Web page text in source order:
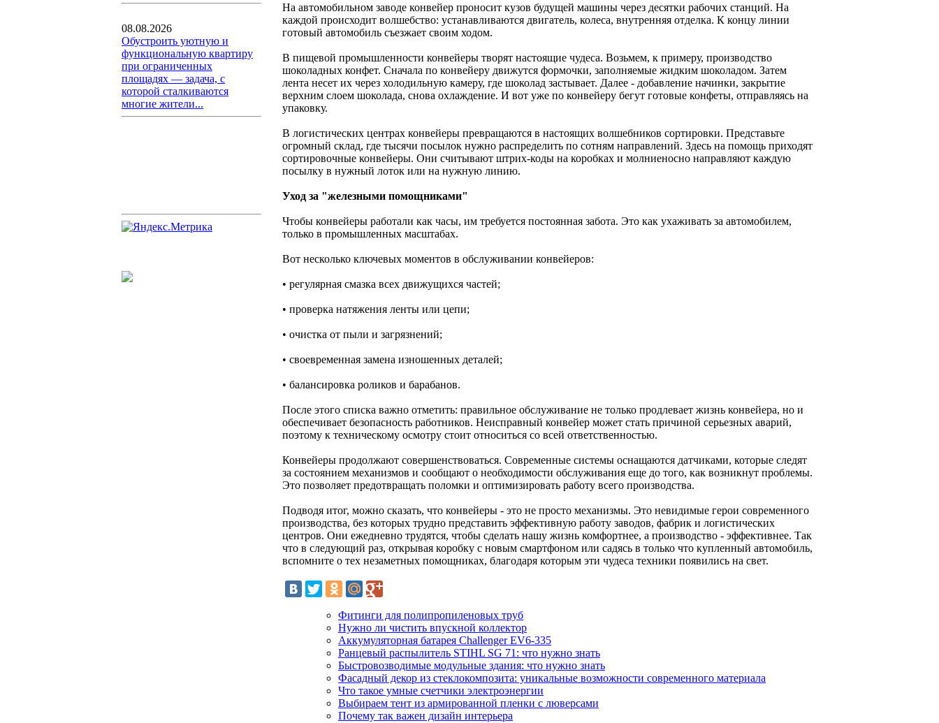
08.08.2026
Обустроить уютную и
функциональную квартиру
при ограниченных
площадях — задача, с
которой сталкиваются
многие жители...
На автомобильном заводе конвейер проносит кузов будущей машины через десятки рабочих станций. На
каждой происходит волшебство: устанавливаются двигатель, колеса, внутренняя отделка. К концу линии
готовый автомобиль съезжает своим ходом.
В пищевой промышленности конвейеры творят настоящие чудеса. Возьмем, к примеру, производство
шоколадных конфет. Сначала по конвейеру движутся формочки, заполняемые жидким шоколадом. Затем
лента несет их через холодильную камеру, где шоколад застывает. Далее - добавление начинки, закрытие
верхним слоем шоколада, снова охлаждение. И вот уже по конвейеру бегут готовые конфеты, отправляясь на
упаковку.
В логистических центрах конвейеры превращаются в настоящих волшебников сортировки. Представьте
огромный склад, где тысячи посылок нужно распределить по сотням направлений. Здесь на помощь приходят
сортировочные конвейеры. Они считывают штрих-коды на коробках и молниеносно направляют каждую
посылку в нужный лоток или на нужную линию.
Уход за "железными помощниками"
Чтобы конвейеры работали как часы, им требуется постоянная забота. Это как ухаживать за автомобилем,
только в промышленных масштабах.
Вот несколько ключевых моментов в обслуживании конвейеров:
• регулярная смазка всех движущихся частей;
• проверка натяжения ленты или цепи;
• очистка от пыли и загрязнений;
• своевременная замена изношенных деталей;
• балансировка роликов и барабанов.
После этого списка важно отметить: правильное обслуживание не только продлевает жизнь конвейера, но и
обеспечивает безопасность работников. Неисправный конвейер может стать причиной серьезных аварий,
поэтому к техническому осмотру стоит относиться со всей ответственностью.
Конвейеры продолжают совершенствоваться. Современные системы оснащаются датчиками, которые следят
за состоянием механизмов и сообщают о необходимости обслуживания еще до того, как возникнут проблемы.
Это позволяет предотвращать поломки и оптимизировать работу всего производства.
Подводя итог, можно сказать, что конвейеры - это не просто механизмы. Это невидимые герои современного
производства, без которых трудно представить эффективную работу заводов, фабрик и логистических
центров. Они ежедневно трудятся, чтобы сделать нашу жизнь комфортнее, а производство - эффективнее. Так
что в следующий раз, открывая коробку с новым смартфоном или садясь в только что купленный автомобиль,
вспомните о тех незаметных помощниках, благодаря которым эти чудеса техники появились на свет.
Фитинги для полипропиленовых труб
Нужно ли чистить впускной коллектор
Аккумуляторная батарея Challenger EV6-335
Ранцевый распылитель STIHL SG 71: что нужно знать
Быстровозводимые модульные здания: что нужно знать
Фасадный декор из стеклокомпозита: уникальные возможности современного материала
Что такое умные счетчики электроэнергии
Выбираем тент из армированной пленки с люверсами
Почему так важен дизайн интерьера